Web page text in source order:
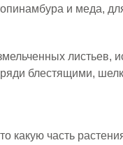
и меда,
листьев,
блестящими,
какую часть